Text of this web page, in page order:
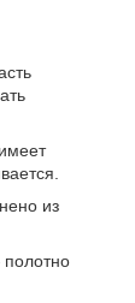
из
полотно